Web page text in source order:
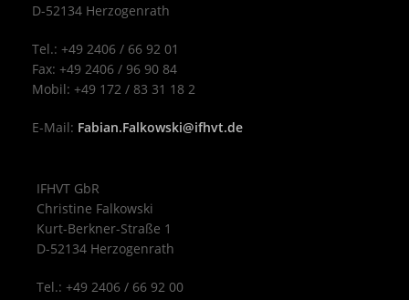
D-52134 Herzogenrath
Tel.: +49 2406 / 66 92 01
Fax: +49 2406 / 96 90 84
Mobil: +49 172 / 83 31 18 2
E-Mail: Fabian.Falkowski@ifhvt.de
IFHVT GbR
Christine Falkowski
Kurt-Berkner-Straße 1
D-52134 Herzogenrath
Tel.: +49 2406 / 66 92 00